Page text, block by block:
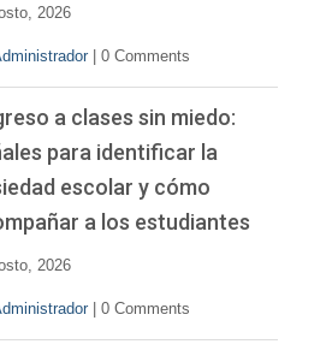
2026
0 Comments
a clases sin miedo:
para identificar la
escolar y cómo
a los estudiantes
2026
0 Comments